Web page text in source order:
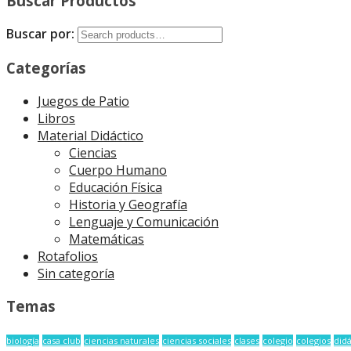
Buscar por:
Categorías
Juegos de Patio
Libros
Material Didáctico
Ciencias
Cuerpo Humano
Educación Física
Historia y Geografía
Lenguaje y Comunicación
Matemáticas
Rotafolios
Sin categoría
Temas
biología casa club ciencias naturales ciencias sociales clases colegio colegios